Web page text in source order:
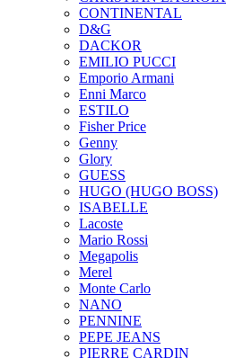
CONTINENTAL
D&G
DACKOR
EMILIO PUCCI
Emporio Armani
Enni Marco
ESTILO
Fisher Price
Genny
Glory
GUESS
HUGO (HUGO BOSS)
ISABELLE
Lacoste
Mario Rossi
Megapolis
Merel
Monte Carlo
NANO
PENNINE
PEPE JEANS
PIERRE CARDIN